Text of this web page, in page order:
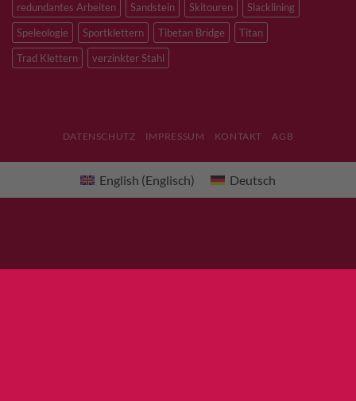
redundantes Arbeiten
Sandstein Skitouren
Slacklining
Speleologie
Sportklettern Tibetan Bridge
Titan
Trad Klettern
verzinkter Stahl
DATENSCHUTZ IMPRESSUM KONTAKT AGB
English (Englisch) Deutsch